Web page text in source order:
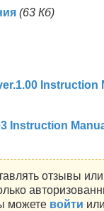
(63 Кб)
Instruction
Instruction
отзывы или
можете войти или